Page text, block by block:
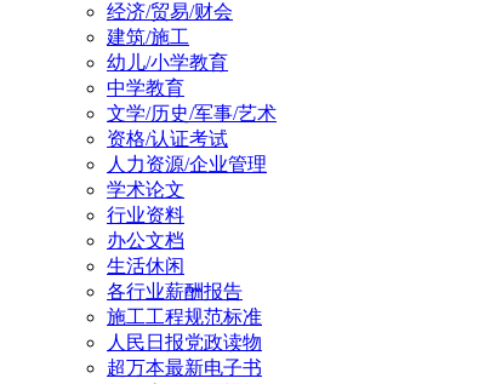
经济/贸易/财会
建筑/施工
幼儿/小学教育
中学教育
文学/历史/军事/艺术
资格/认证考试
人力资源/企业管理
学术论文
行业资料
办公文档
生活休闲
各行业薪酬报告
施工工程规范标准
人民日报党政读物
超万本最新电子书